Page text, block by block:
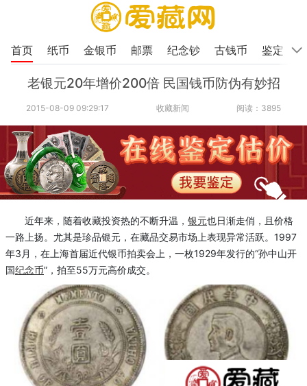
首页 纸币 金银币 邮票 纪念钞 古钱币 鉴定
老银元20年增价200倍 民国钱币防伪有妙招
2015-08-09 09:29:17 收藏新闻 阅读：3895
近年来，随着收藏投资热的不断升温， 银元也日渐走俏，且价格
一路上扬。尤其是珍品银元，在藏品交易市场上表现异常活跃。1997
年3月，在上海首届近代银币拍卖会上，一枚1929年发行的“孙中山开
国纪念币”，拍至55万元高价成交。